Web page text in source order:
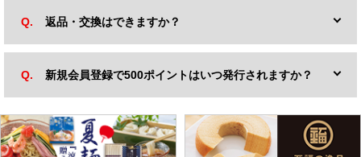
返品・交換はできますか？
新規会員登録で500ポイントはいつ発行されますか？